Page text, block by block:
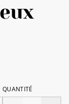
QUANTITÉ